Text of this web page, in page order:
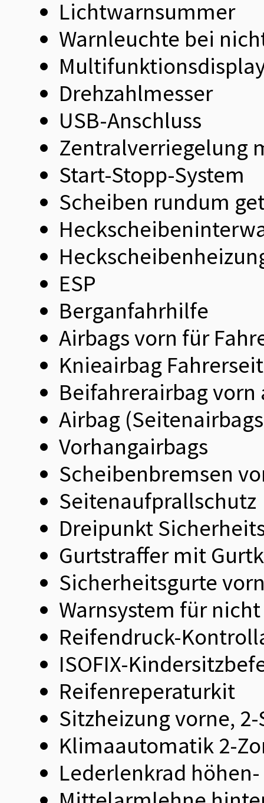
Lichtwarnsummer
Warnleuchte bei
Drehzahlmesser
USB-Anschluss
Zentralverriegelung
Start-Stopp-System
Scheiben rundum
ESP
Berganfahrhilfe
Airbags vorn für
Knieairbag
Beifahrerairbag
Airbag
Vorhangairbags
Scheibenbremsen
Seitenaufprallschutz
Dreipunkt
Gurtstraffer mit
Sicherheitsgurte
Warnsystem für
Reifendruck-
ISOFIX-
Reifenreperaturkit
Sitzheizung vorne,
Klimaautomatik 2-
Lederlenkrad